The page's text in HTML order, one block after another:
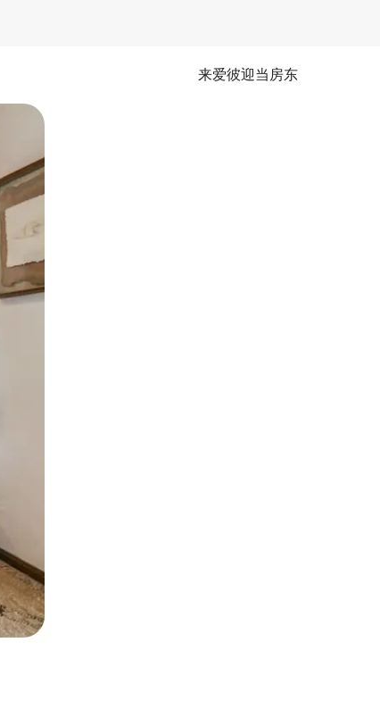
来爱彼迎当房东